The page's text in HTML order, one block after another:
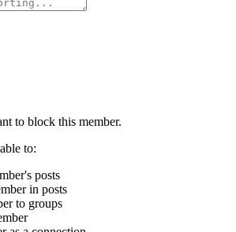
to block this member.
to:
posts
in posts
to groups